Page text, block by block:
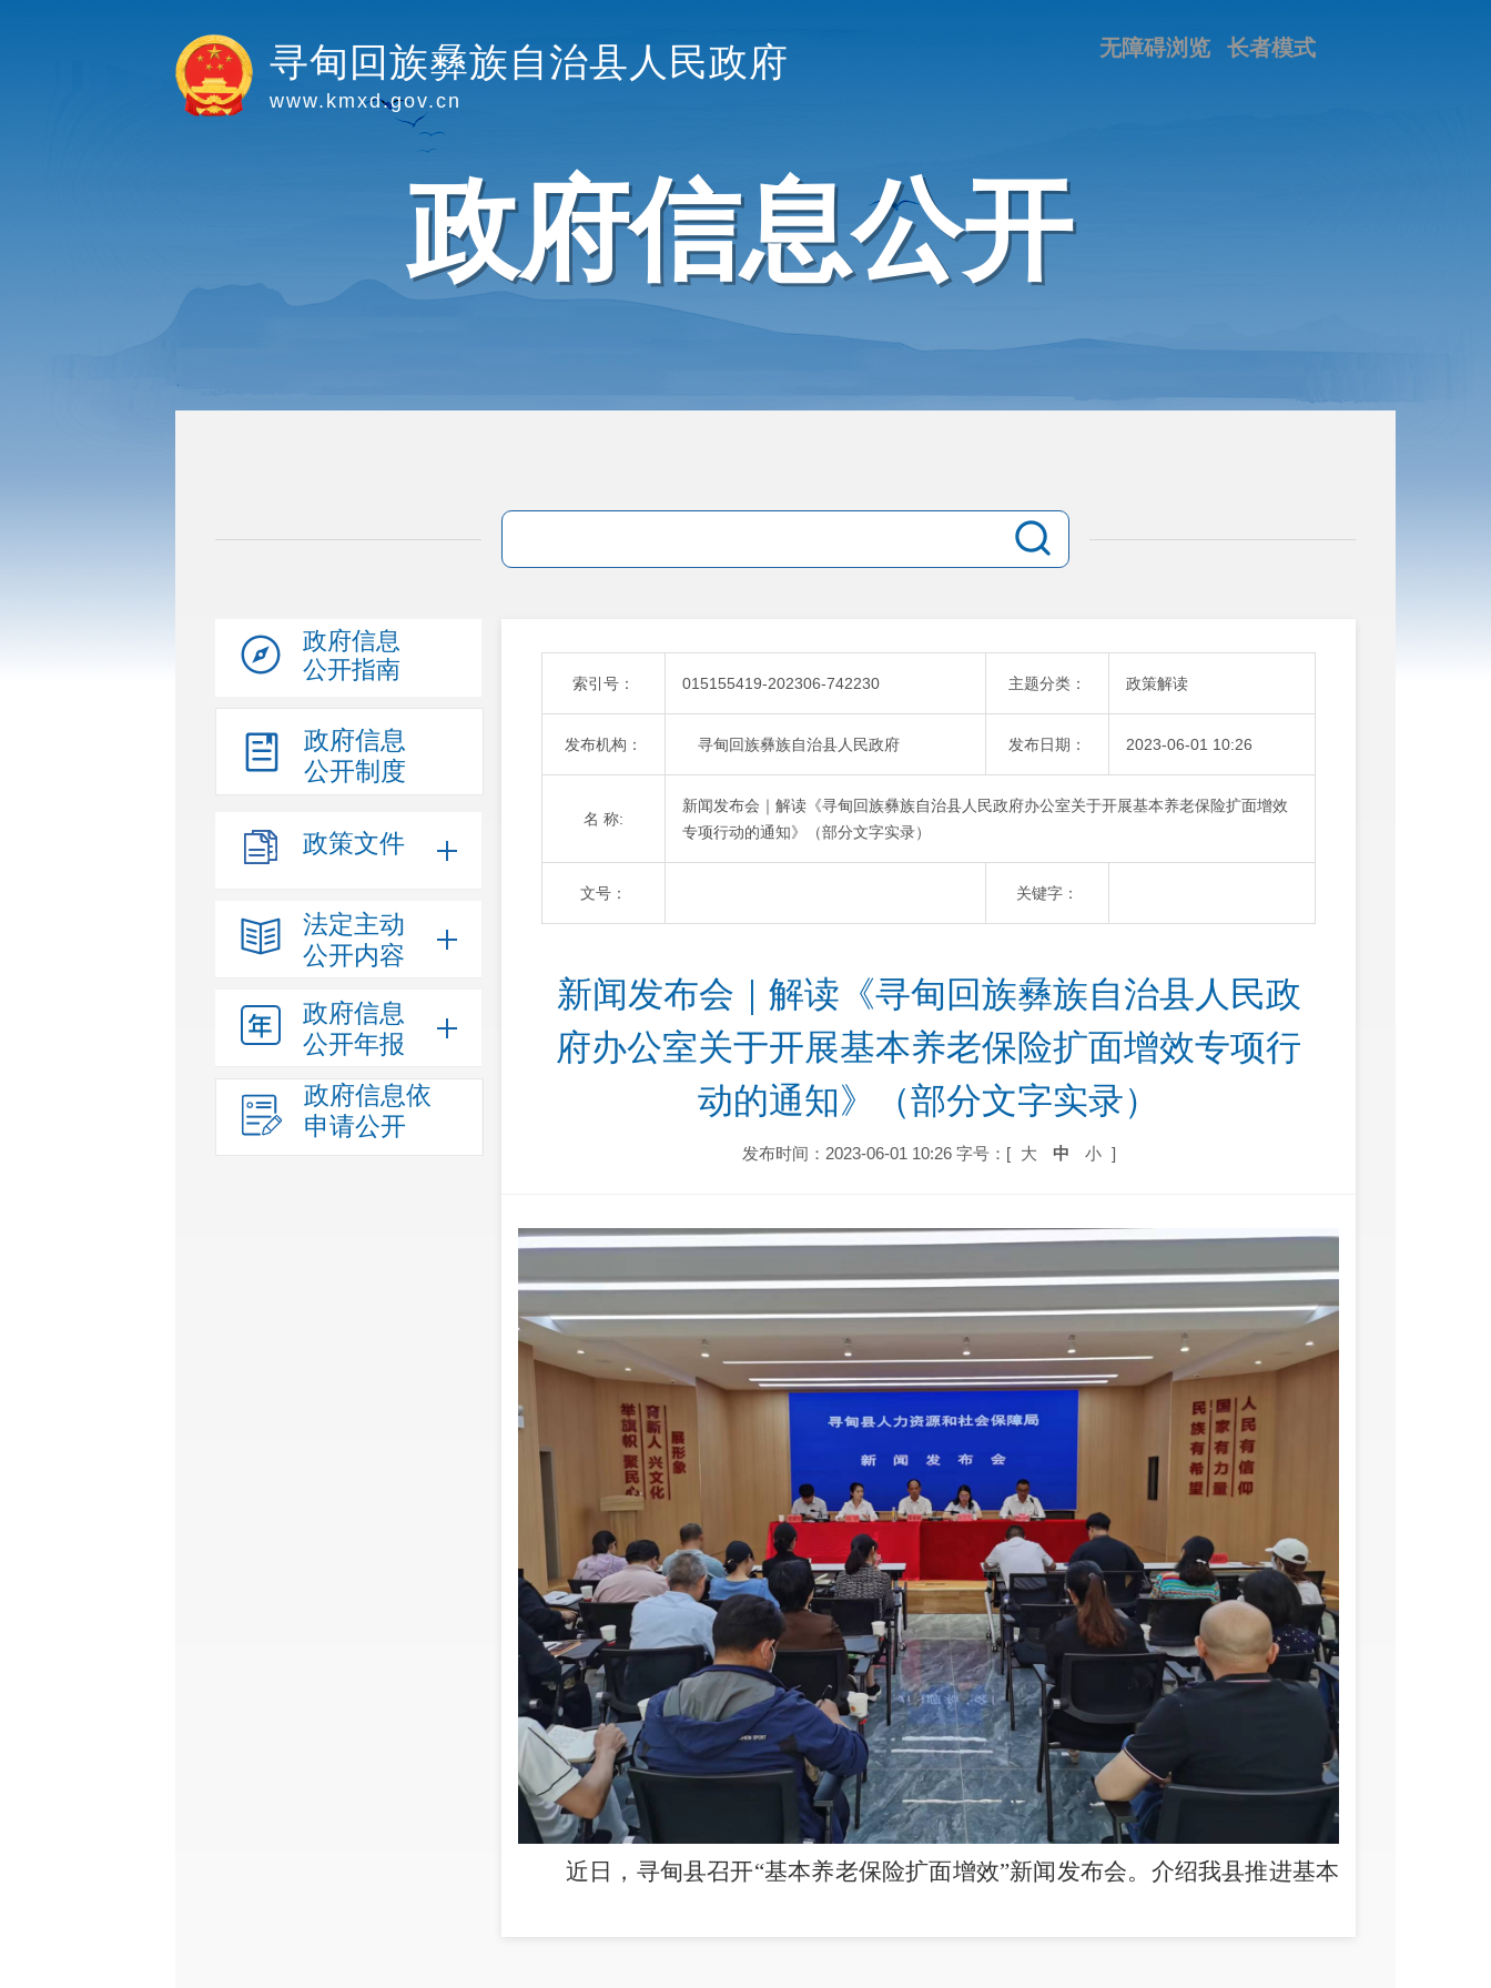
长者模式
无障碍浏览
寻甸回族彝族自治县人民政府
www.kmxd.gov.cn
政府信息公开
政府信息
公开指南
政府信息
公开制度
政策文件
法定主动
公开内容
政府信息
公开年报
政府信息依
申请公开
索引号： 015155419-202306-742230 主题分类： 政策解读
发布机构： 寻甸回族彝族自治县人民政府 发布日期： 2023-06-01 10:26
名 称:
新闻发布会｜解读《寻甸回族彝族自治县人民政府办公室关于开展基本养老保险扩面增效
专项行动的通知》（部分文字实录）
文号： 关键字：
新闻发布会｜解读《寻甸回族彝族自治县人民政
府办公室关于开展基本养老保险扩面增效专项行
动的通知》（部分文字实录）
发布时间：2023-06-01 10:26 字号：[ 大 中 小 ]
近日，寻甸县召开“基本养老保险扩面增效”新闻发布会。介绍我县推进基本